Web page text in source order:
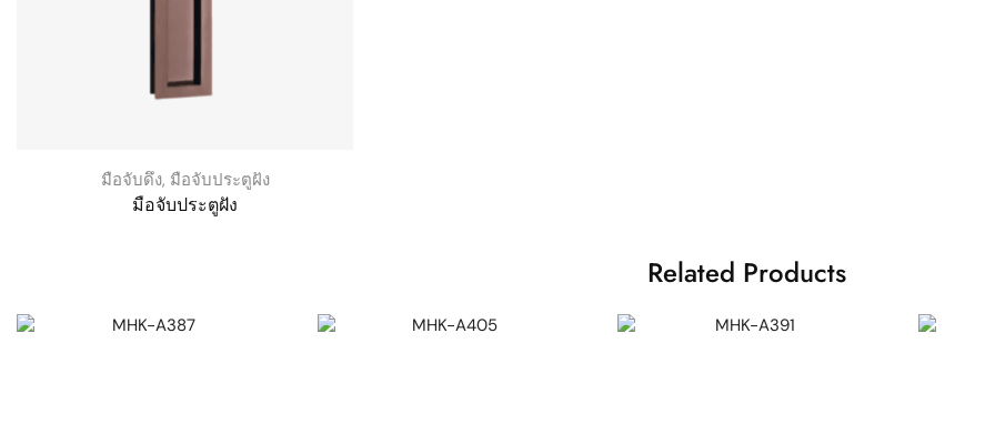
มือจับดึง, มือจับประตูฝัง
มือจับประตูฝัง
Related Products